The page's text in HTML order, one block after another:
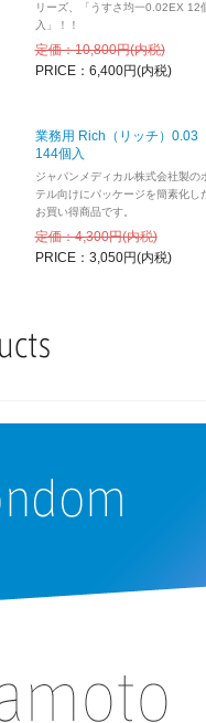
リーズ、「うすさ均一0.02EX 12
入」！！
定価：10,800円(内税)
PRICE：6,400円(内税)
業務用 Rich（リッチ）0.03
144個入
ジャパンメディカル株式会社製の
テル向けにパッケージを簡素化し
お買い得商品です。
定価：4,300円(内税)
PRICE：3,050円(内税)